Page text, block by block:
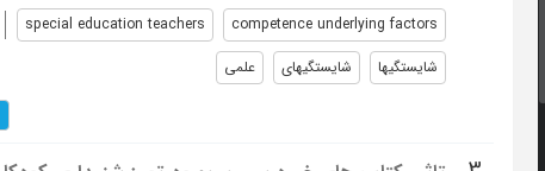
competence underlying factors
special education teachers
شایستگیها
شایستگیهای علمی